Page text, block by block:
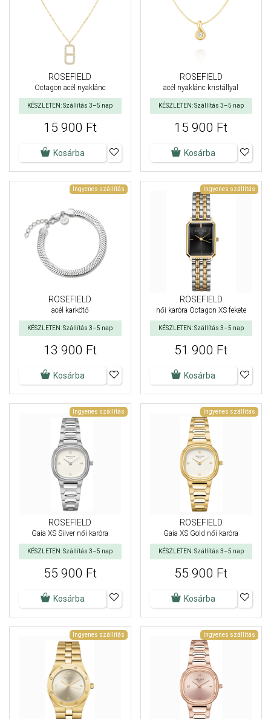
ROSEFIELD
Octagon acél nyaklánc
KÉSZLETEN: Szállítás 3–5 nap
15 900 Ft
Kosárba
ROSEFIELD
acél nyaklánc kristállyal
KÉSZLETEN: Szállítás 3–5 nap
15 900 Ft
Kosárba
Ingyenes szállítás
ROSEFIELD
acél karkötő
KÉSZLETEN: Szállítás 3–5 nap
13 900 Ft
Kosárba
Ingyenes szállítás
ROSEFIELD
női karóra Octagon XS fekete
KÉSZLETEN: Szállítás 3–5 nap
51 900 Ft
Kosárba
Ingyenes szállítás
ROSEFIELD
Gaia XS Silver női karóra
KÉSZLETEN: Szállítás 3–5 nap
55 900 Ft
Kosárba
Ingyenes szállítás
ROSEFIELD
Gaia XS Gold női karóra
KÉSZLETEN: Szállítás 3–5 nap
55 900 Ft
Kosárba
Ingyenes szállítás Ingyenes szállítás